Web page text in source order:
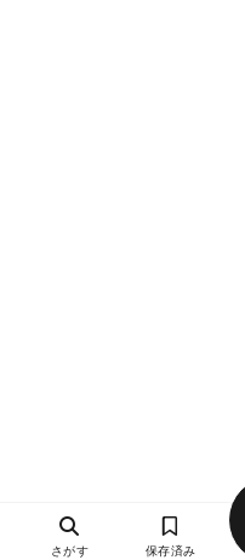
さがす 保存済み